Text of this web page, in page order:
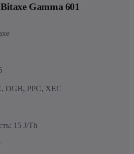
Gamma 601
DGB, PPC, XEC
15 J/Th